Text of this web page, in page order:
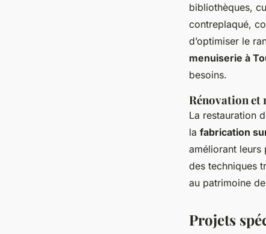
bibliothèques,
contreplaqué,
d’optimiser le
menuiserie à
besoins.
Rénovation et
La restauration
la fabrication
améliorant leurs
des techniques
au patrimoine
Projets